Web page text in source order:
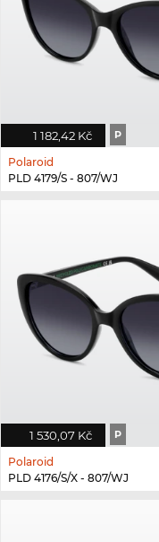
1 182,42 Kč P
Polaroid
PLD 4179/S - 807/WJ
1 530,07 Kč P
Polaroid
PLD 4176/S/X - 807/WJ